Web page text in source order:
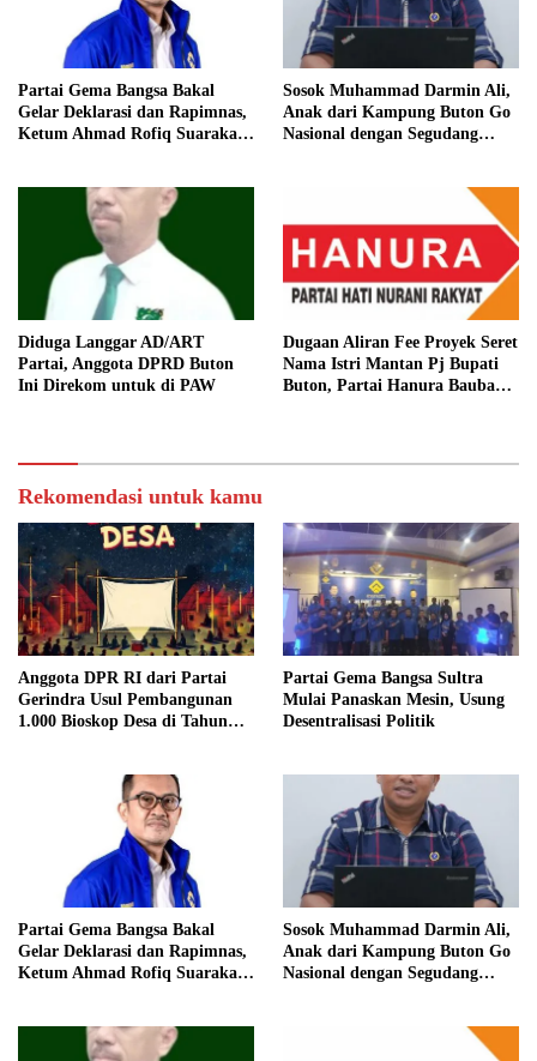
Partai Gema Bangsa Bakal
Gelar Deklarasi dan Rapimnas,
Ketum Ahmad Rofiq Suarakan
Sosok Muhammad Darmin Ali,
Anak dari Kampung Buton Go
Nasional dengan Segudang
Diduga Langgar AD/ART
Partai, Anggota DPRD Buton
Ini Direkom untuk di PAW
Dugaan Aliran Fee Proyek Seret
Nama Istri Mantan Pj Bupati
Buton, Partai Hanura Baubau
Rekomendasi untuk kamu
Anggota DPR RI dari Partai
Gerindra Usul Pembangunan
1.000 Bioskop Desa di Tahun
Partai Gema Bangsa Sultra
Mulai Panaskan Mesin, Usung
Desentralisasi Politik
Partai Gema Bangsa Bakal
Gelar Deklarasi dan Rapimnas,
Ketum Ahmad Rofiq Suarakan
Sosok Muhammad Darmin Ali,
Anak dari Kampung Buton Go
Nasional dengan Segudang